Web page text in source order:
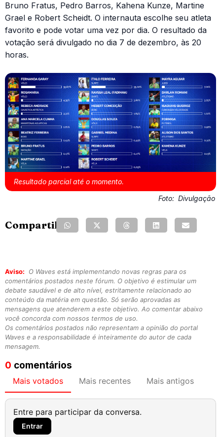
Bruno Fratus, Pedro Barros, Kahena Kunze, Martine
Grael e Robert Scheidt. O internauta escolhe seu atleta
favorito e pode votar uma vez por dia. O resultado da
votação será divulgado no dia 7 de dezembro, às 20
horas.
Resultado parcial até o momento.
Foto: Divulgação
Compartilhe:
Aviso:
O Waves está implementando novas regras para os
comentários postados neste fórum. O objetivo é estimular um
debate saudável e de alto nível, estritamente relacionado ao
conteúdo da matéria em questão. Só serão aprovadas as
mensagens que atenderem a este objetivo. Ao comentar abaixo
você concorda com nossos termos de uso.
Os comentários postados não representam a opinião do portal
Waves e a responsabilidade é inteiramente do autor de cada
mensagem.
0 comentários
Mais votados Mais recentes Mais antigos
Entre para participar da conversa.
Entrar